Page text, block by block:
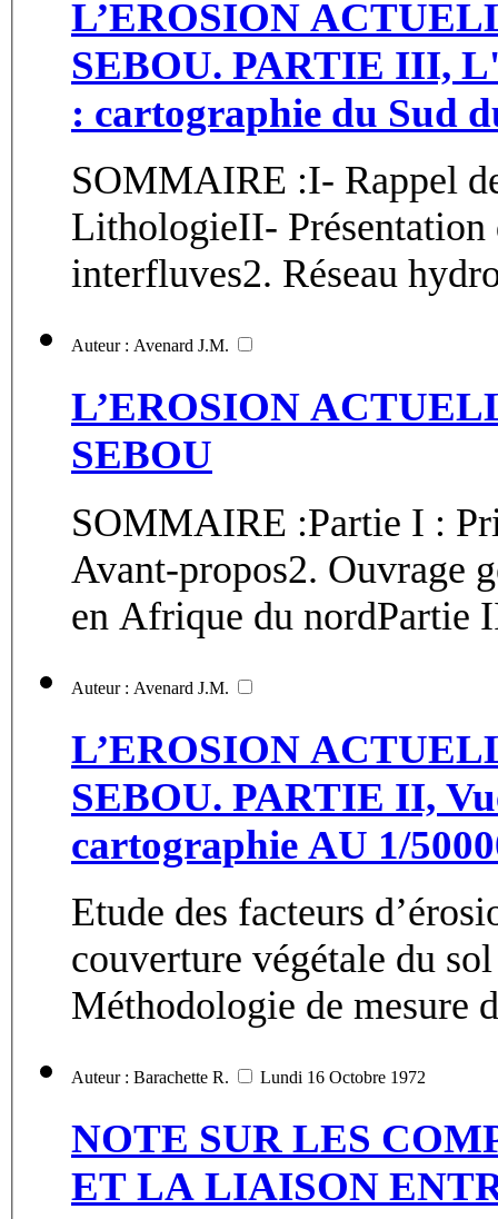
L’EROSION
SEBOU. PARTIE III,
: cartographie du Sud
SOMMAIRE :I- Rappel
LithologieII- Présentation
interfluves2. Réseau
Auteur : Avenard J.M.
L’EROSION
SEBOU
SOMMAIRE :Partie I :
Avant-propos2. Ouvrage
en Afrique du nordPartie
Auteur : Avenard J.M.
L’EROSION
SEBOU. PARTIE II, Vue globale des phénomènes : Une
cartographie AU 1/
Etude des facteurs
couverture végétale du
Méthodologie de mesure
Auteur : Barachette R. Lundi 16 Octobre 1972
NOTE SUR LES
ET LA LIAISON